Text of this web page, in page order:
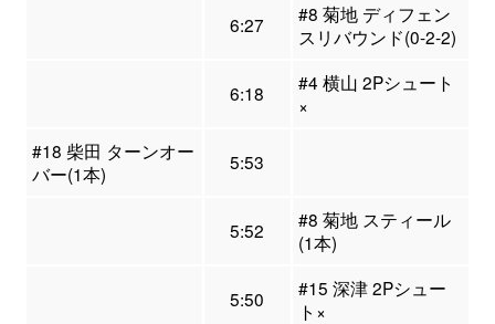
6:27
#8 菊地 ディフェン
スリバウンド(0-2-2)
6:18
#4 横山 2Pシュート
×
#18 柴田 ターンオー
バー(1本)
5:53
5:52
#8 菊地 スティール
(1本)
5:50
#15 深津 2Pシュー
ト×